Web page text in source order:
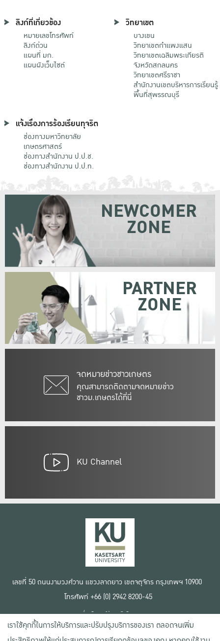
ลิงก์ที่เกี่ยวข้อง
หมายเลขโทรศัพท์
ลิงก์ด่วน
แผนที่ มก.
แผนผังเว็บไซต์
วิทยาเขต
บางเขน
วิทยาเขตกําแพงแสน
วิทยาเขตเฉลิมพระเกียรติ
จังหวัดสกลนคร
วิทยาเขตศรีราชา
สำนักงานเขตบริหารการเรียนรู้
พื้นที่สุพรรณบุรี
แจ้งเรื่องการร้องเรียนทุจริต
ช่องทางมหาวิทยาลัย
เกษตรศาสตร์
ช่องทางสำนักงาน ป.ป.ช.
ช่องทางสำนักงาน ป.ป.ท.
จดหมายข่าวชาวเกษตร
คุณสามารถติดตามจดหมายข่าว
ชาวม.เกษตรได้ที่นี่
NEWCOMER
ZONE
PARTNER
ZONE
KU Channel
เลขที่ 50 ถนนงามวงศ์วาน แขวงลาดยาว เขตจตุจักร กรุงเทพฯ 10900
โทรศัพท์ +66 (0) 2942 8200-45
เงื่อนไขการใช้งานเว็บไซต์
ข้อตกลงด้านสิทธิ์ใช้งาน
นโยบายความเป็นส่วนตัว
เราใช้คุกกี้ในการให้บริการและปรับปรุงบริการของเรา ตลอดจนเพิ่ม